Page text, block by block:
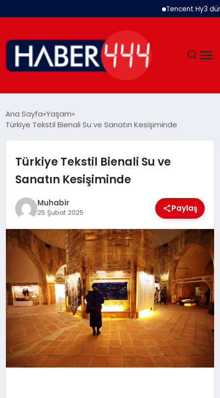
Tencent Hy3 dünya
SIYASET
DÜNYA
EKONOMI
SPOR
TEKNOLOJI
MAGAZIN
EGITIM
YAŞAM
Ana Sayfa Yaşam
Türkiye Tekstil Bienali Su ve Sanatın Kesişiminde
Türkiye Tekstil Bienali Su ve
Sanatın Kesişiminde
Muhabir
25 Şubat 2025 Paylaş